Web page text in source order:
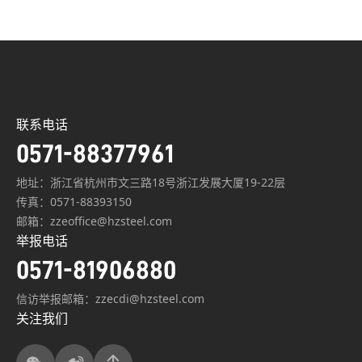
联系电话
0571-88377961
地址：浙江省杭州市文三路18号浙江发展大厦19-22层
传真：0571-88393150
邮箱：zzeoffice@hzsteel.com
举报电话
0571-81906880
信访举报邮箱：zzecdi@hzsteel.com
关注我们